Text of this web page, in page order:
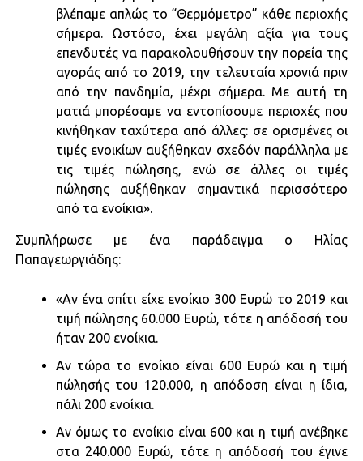
βλέπαμε απλώς το “Θερμόμετρο” κάθε περιοχής
σήμερα. Ωστόσο, έχει μεγάλη αξία για τους
επενδυτές να παρακολουθήσουν την πορεία της
αγοράς από το 2019, την τελευταία χρονιά πριν
από την πανδημία, μέχρι σήμερα. Με αυτή τη
ματιά μπορέσαμε να εντοπίσουμε περιοχές που
κινήθηκαν ταχύτερα από άλλες: σε ορισμένες οι
τιμές ενοικίων αυξήθηκαν σχεδόν παράλληλα με
τις τιμές πώλησης, ενώ σε άλλες οι τιμές
πώλησης αυξήθηκαν σημαντικά περισσότερο
από τα ενοίκια».
Συμπλήρωσε με ένα παράδειγμα ο Ηλίας
Παπαγεωργιάδης:
«Αν ένα σπίτι είχε ενοίκιο 300 Ευρώ το 2019 και
τιμή πώλησης 60.000 Ευρώ, τότε η απόδοσή του
ήταν 200 ενοίκια.
Αν τώρα το ενοίκιο είναι 600 Ευρώ και η τιμή
πώλησής του 120.000, η απόδοση είναι η ίδια,
πάλι 200 ενοίκια.
Αν όμως το ενοίκιο είναι 600 και η τιμή ανέβηκε
στα 240.000 Ευρώ, τότε η απόδοσή του έγινε